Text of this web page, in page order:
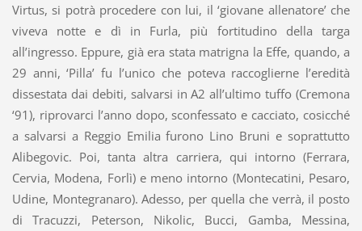
Virtus, si potrà procedere con lui, il ‘giovane allenatore’ che
viveva notte e dì in Furla, più fortitudino della targa
all’ingresso. Eppure, già era stata matrigna la Effe, quando, a
29 anni, ‘Pilla’ fu l’unico che poteva raccoglierne l’eredità
dissestata dai debiti, salvarsi in A2 all’ultimo tuffo (Cremona
‘91), riprovarci l’anno dopo, sconfessato e cacciato, cosicché
a salvarsi a Reggio Emilia furono Lino Bruni e soprattutto
Alibegovic. Poi, tanta altra carriera, qui intorno (Ferrara,
Cervia, Modena, Forlì) e meno intorno (Montecatini, Pesaro,
Udine, Montegranaro). Adesso, per quella che verrà, il posto
di Tracuzzi, Peterson, Nikolic, Bucci, Gamba, Messina,